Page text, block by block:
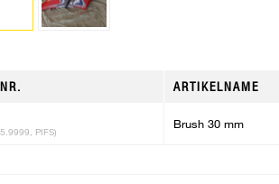
ARTIKELNAME
PIFS)
Brush 30 mm